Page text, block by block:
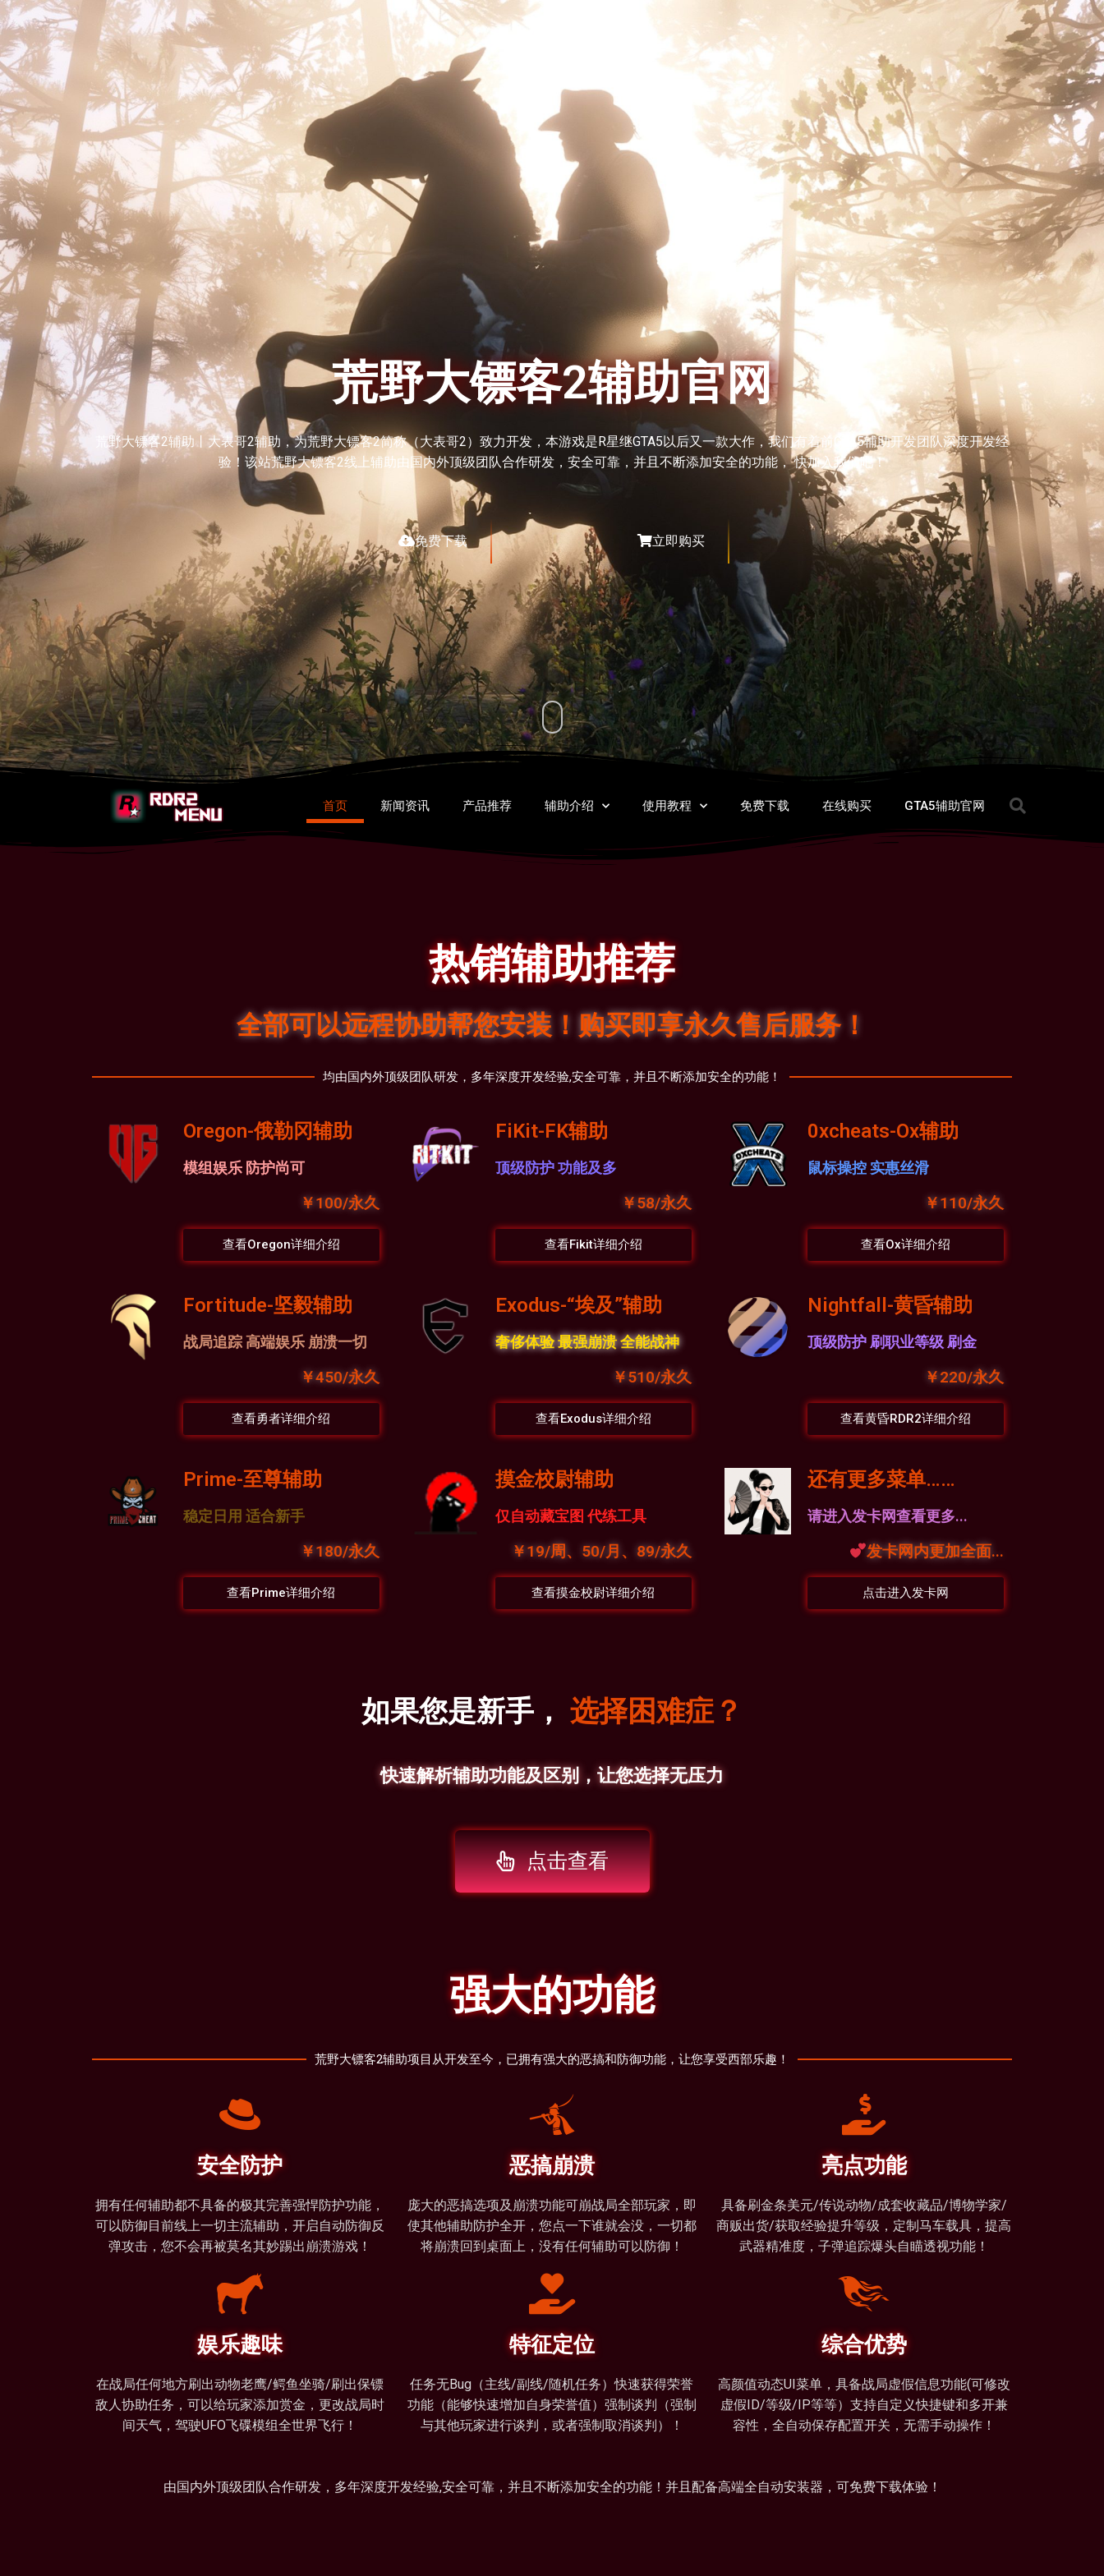
荒野大镖客2辅助官网
荒野大镖客2辅助丨大表哥2辅助，为荒野大镖客2简称（大表哥2）致力开发，本游戏是R星继GTA5以后又一款大作，我们有着前GTA5辅助开发团队深度开发经
验！该站荒野大镖客2线上辅助由国内外顶级团队合作研发，安全可靠，并且不断添加安全的功能， 快加入我们吧！
免费下载 立即购买
首页 新闻资讯 产品推荐 辅助介绍 使用教程 免费下载 在线购买 GTA5辅助官网
热销辅助推荐
全部可以远程协助帮您安装！购买即享永久售后服务！
均由国内外顶级团队研发，多年深度开发经验,安全可靠，并且不断添加安全的功能！
Oregon-俄勒冈辅助
模组娱乐 防护尚可
￥100/永久
查看Oregon详细介绍
FiKit-FK辅助
顶级防护 功能及多
￥58/永久
查看Fikit详细介绍
0xcheats-Ox辅助
鼠标操控 实惠丝滑
￥110/永久
查看Ox详细介绍
Fortitude-坚毅辅助
战局追踪 高端娱乐 崩溃一切
￥450/永久
查看勇者详细介绍
Exodus-“埃及”辅助
奢侈体验 最强崩溃 全能战神
￥510/永久
查看Exodus详细介绍
Nightfall-黄昏辅助
顶级防护 刷职业等级 刷金
￥220/永久
查看黄昏RDR2详细介绍
Prime-至尊辅助
稳定日用 适合新手
￥180/永久
查看Prime详细介绍
摸金校尉辅助
仅自动藏宝图 代练工具
￥19/周、50/月、89/永久
查看摸金校尉详细介绍
还有更多菜单……
请进入发卡网查看更多...
发卡网内更加全面...
点击进入发卡网
如果您是新手， 不 道哪款适合你
快速解析辅助功能及区别，让您选择无压力
点击查看
强大的功能
荒野大镖客2辅助项目从开发至今，已拥有强大的恶搞和防御功能，让您享受西部乐趣！
安全防护
拥有任何辅助都不具备的极其完善强悍防护功能，
可以防御目前线上一切主流辅助，开启自动防御反
弹攻击，您不会再被莫名其妙踢出崩溃游戏！
娱乐趣味
在战局任何地方刷出动物老鹰/鳄鱼坐骑/刷出保镖
敌人协助任务，可以给玩家添加赏金，更改战局时
间天气，驾驶UFO飞碟模组全世界飞行！
恶搞崩溃
庞大的恶搞选项及崩溃功能可崩战局全部玩家，即
使其他辅助防护全开，您点一下谁就会没，一切都
将崩溃回到桌面上，没有任何辅助可以防御！
特征定位
任务无Bug（主线/副线/随机任务）快速获得荣誉
功能（能够快速增加自身荣誉值）强制谈判（强制
与其他玩家进行谈判，或者强制取消谈判）！
亮点功能
具备刷金条美元/传说动物/成套收藏品/博物学家/
商贩出货/获取经验提升等级，定制马车载具，提高
武器精准度，子弹追踪爆头自瞄透视功能！
综合优势
高颜值动态UI菜单，具备战局虚假信息功能(可修改
虚假ID/等级/IP等等）支持自定义快捷键和多开兼
容性，全自动保存配置开关，无需手动操作！
由国内外顶级团队合作研发，多年深度开发经验,安全可靠，并且不断添加安全的功能！并且配备高端全自动安装器，可免费下载体验！